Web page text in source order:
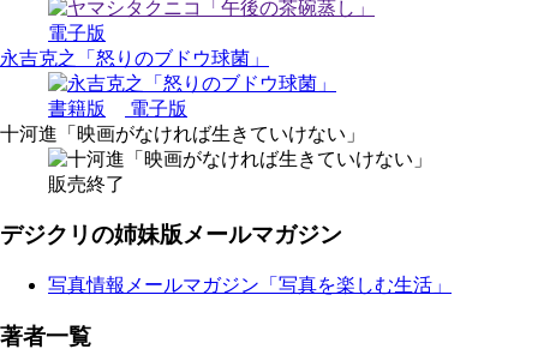
電子版
永吉克之「怒りのブドウ球菌」
書籍版
電子版
十河進「映画がなければ生きていけない」
販売終了
デジクリの姉妹版メールマガジン
写真情報メールマガジン「写真を楽しむ生活」
著者一覧